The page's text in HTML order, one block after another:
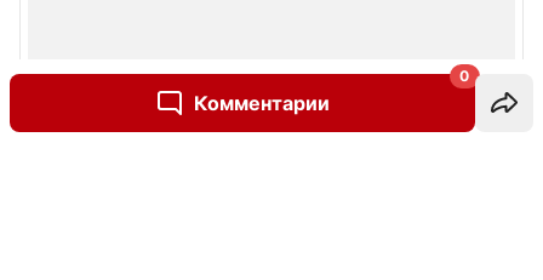
Комментарии
0